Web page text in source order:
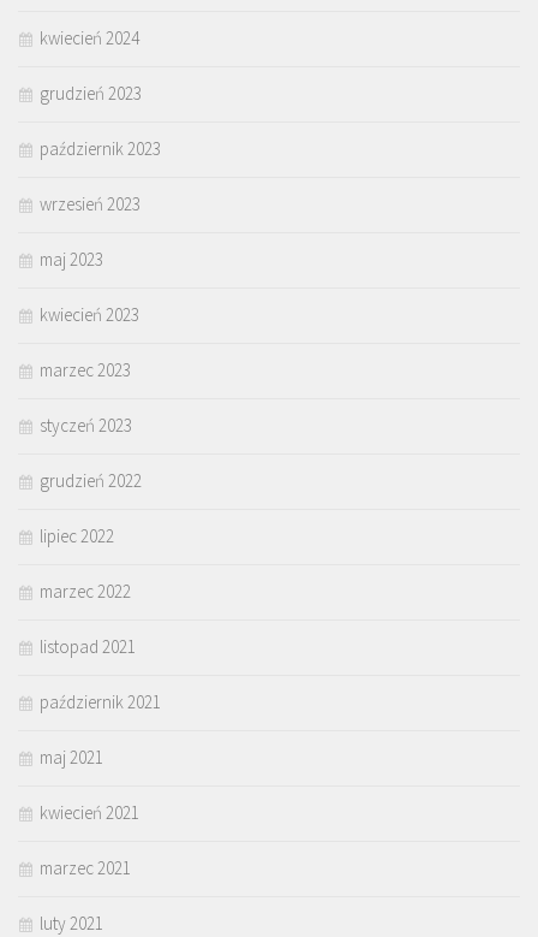
kwiecień 2024
grudzień 2023
październik 2023
wrzesień 2023
maj 2023
kwiecień 2023
marzec 2023
styczeń 2023
grudzień 2022
lipiec 2022
marzec 2022
listopad 2021
październik 2021
maj 2021
kwiecień 2021
marzec 2021
luty 2021